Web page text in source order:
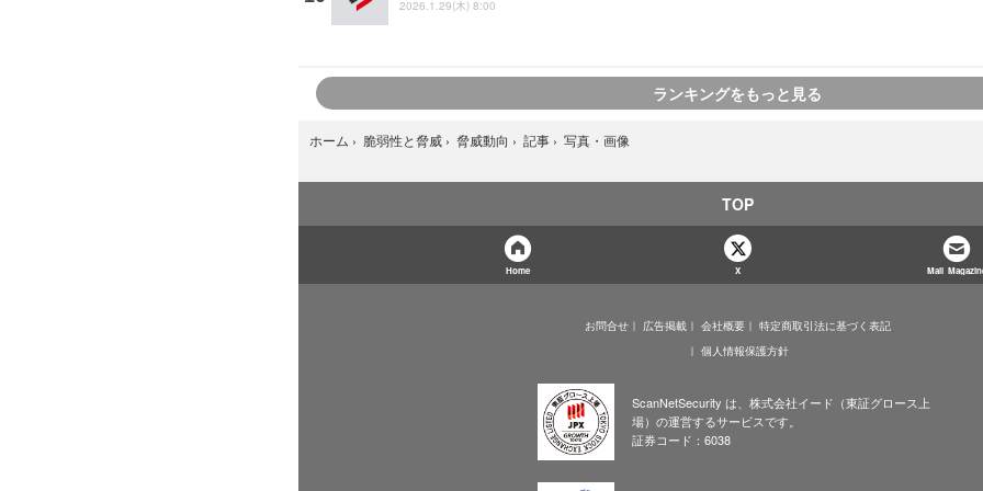
2026.1.29(木) 8:00
ランキングをもっと見る
ホーム › 脆弱性と脅威 › 脅威動向 › 記事 › 写真・画像
TOP
Home X Mail
お問合せ 広告掲載 会社概要
特定商取引法に基づく表記
個人情報保護方針
ScanNetSecurity は、株式会社イード（東証グロース上
場）の運営するサービスです。
証券コード：6038